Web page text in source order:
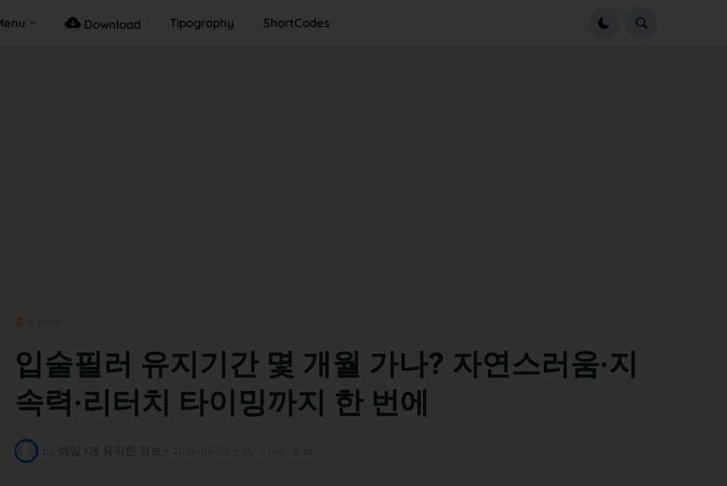
Download Tipography ShortCodes
홈
입술필러 유지기간 몇 개월 가나? 자연스러움·지
속력·리터치 타이밍까지 한 번에